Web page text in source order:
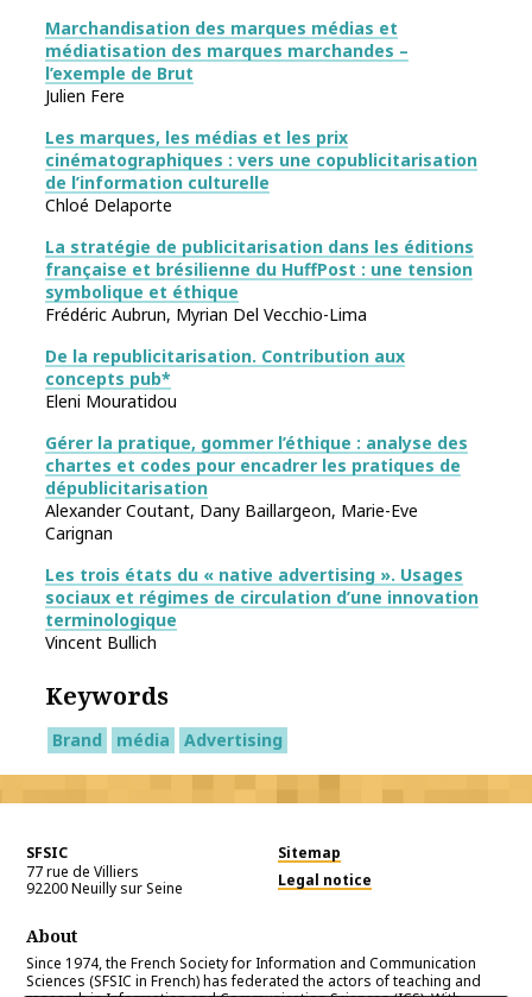
Marchandisation des marques médias et
médiatisation des marques marchandes –
l’exemple de Brut
Julien Fere
Les marques, les médias et les prix
cinématographiques : vers une copublicitarisation
de l’information culturelle
Chloé Delaporte
La stratégie de publicitarisation dans les éditions
française et brésilienne du HuffPost : une tension
symbolique et éthique
Frédéric Aubrun, Myrian Del Vecchio-Lima
De la republicitarisation. Contribution aux
concepts pub*
Eleni Mouratidou
Gérer la pratique, gommer l’éthique : analyse des
chartes et codes pour encadrer les pratiques de
dépublicitarisation
Alexander Coutant, Dany Baillargeon, Marie-Eve
Carignan
Les trois états du « native advertising ». Usages
sociaux et régimes de circulation d’une innovation
terminologique
Vincent Bullich
Keywords
Brand média Advertising
SFSIC
77 rue de Villiers
92200Neuilly sur Seine
Sitemap
Legal notice
About
Since 1974, the French Society for Information and Communication
Sciences (SFSIC in French) has federated the actors of teaching and